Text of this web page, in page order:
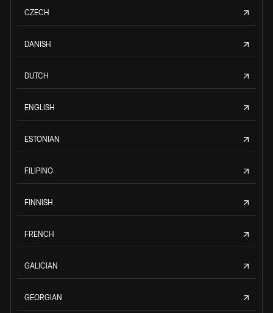
CZECH
DANISH
DUTCH
ENGLISH
ESTONIAN
FILIPINO
FINNISH
FRENCH
GALICIAN
GEORGIAN